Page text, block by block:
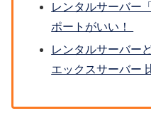
レンタルサーバー
ポートがいい！
レンタルサーバー
エックスサーバー